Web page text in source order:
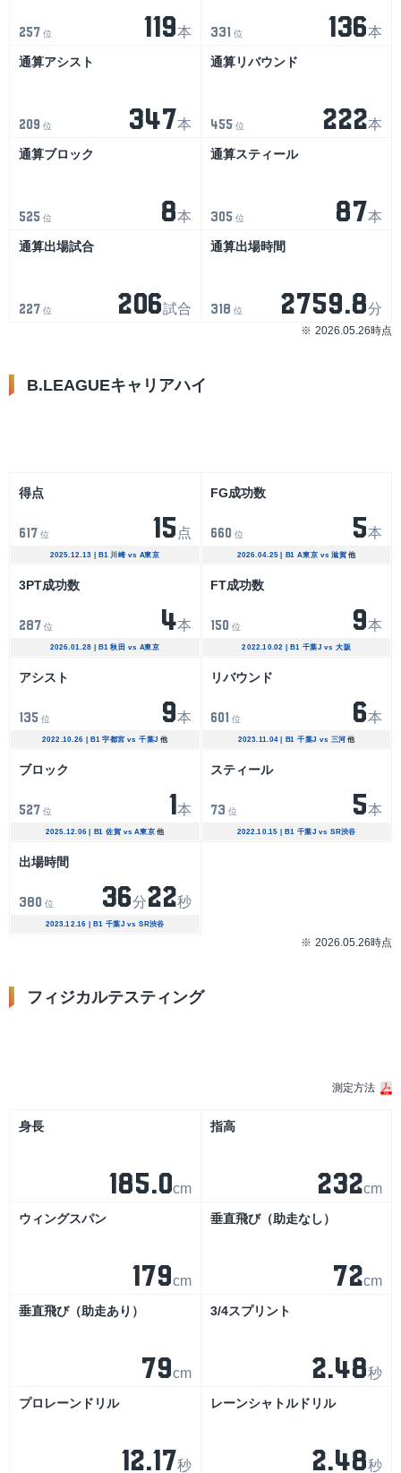
257 位 119本 331 位 136本
通算アシスト
209 位 347本
通算リバウンド
455 位 222本
通算ブロック
525 位 8本
通算スティール
305 位 87本
通算出場試合
227 位 206試合
通算出場時間
318 位 2759.8分
2026.05.26時点
B.LEAGUEキャリアハイ
得点
617 位 15 点
2025.12.13 | B1 川崎 vs A東京
FG成功数
660 位 5本
2026.04.25 | B1 A東京 vs 滋賀 他
3PT成功数
287 位 4本
2026.01.28 | B1 秋田 vs A東京
FT成功数
150 位 9本
2022.10.02 | B1 千葉J vs 大阪
アシスト
135 位 9本
2022.10.26 | B1 宇都宮 vs 千葉J 他
リバウンド
601 位 6本
2023.11.04 | B1 千葉J vs 三河 他
ブロック
527 位 1 本
2025.12.06 | B1 佐賀 vs A東京 他
スティール
73 位 5本
2022.10.15 | B1 千葉J vs SR渋谷
出場時間
380 位 36分22秒
2023.12.16 | B1 千葉J vs SR渋谷
2026.05.26時点
フィジカルテスティング
測定方法
身長
185.0cm
指高
232cm
ウィングスパン
179cm
垂直飛び（助走なし）
72cm
垂直飛び（助走あり）
79cm
3/4スプリント
2.48秒
プロレーンドリル
12.17秒
レーンシャトルドリル
2.48秒